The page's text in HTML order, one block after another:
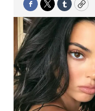
Facebook
TwitterTumblr